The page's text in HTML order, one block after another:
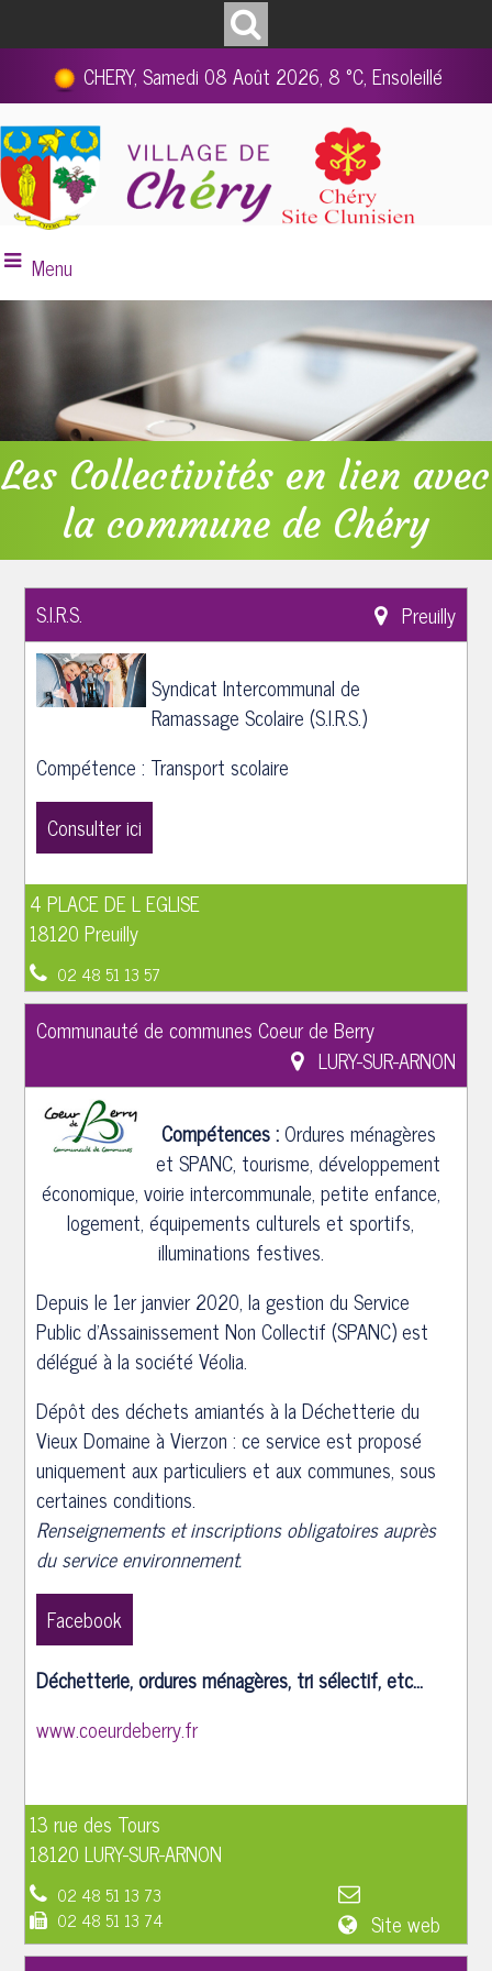
CHERY, Samedi 08 Août 2026, 8 °C, Ensoleillé
Menu
Les Collectivités en lien avec
la commune de Chéry
S.I.R.S. Preuilly
Syndicat Intercommunal de
Ramassage Scolaire (S.I.R.S.)
Compétence : Transport scolaire
Consulter ici
4 PLACE DE L EGLISE
18120 Preuilly
02 48 51 13 57
Communauté de communes Coeur de Berry
LURY-SUR-ARNON
Compétences :Ordures ménagères
et SPANC, tourisme, développement
économique, voirie intercommunale, petite enfance,
logement, équipements culturels et sportifs,
illuminations festives.
Depuis le 1er janvier 2020, la gestion du Service
Public d'Assainissement Non Collectif (SPANC) est
délégué à la société Véolia.
Dépôt des déchets amiantés à la Déchetterie du
Vieux Domaine à Vierzon : ce service est proposé
uniquement aux particuliers et aux communes, sous
certaines conditions.
Renseignements et inscriptions obligatoires auprès
du service environnement.
Facebook
Déchetterie, ordures ménagères, tri sélectif, etc...
www.coeurdeberry.fr
13 rue des Tours
18120 LURY-SUR-ARNON
02 48 51 13 73
02 48 51 13 74
Site web